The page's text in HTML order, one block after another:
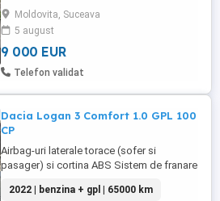
Dacia Logan Noua Generatie,
achizitionata de noua din reprezentanta,
cu un singur proprietar si istoric complet,
fara accidente. Masina este intr-o ...
Moldovita, Suceava
5 august
9 000 EUR
Telefon validat
Dacia Logan 3 Comfort 1.0 GPL 100
CP
Airbag-uri laterale torace (sofer si
pasager) si cortina ABS Sistem de franare
(asistenta la franarea de urgenta) Airbag-
2022 | benzina + gpl | 65000 km